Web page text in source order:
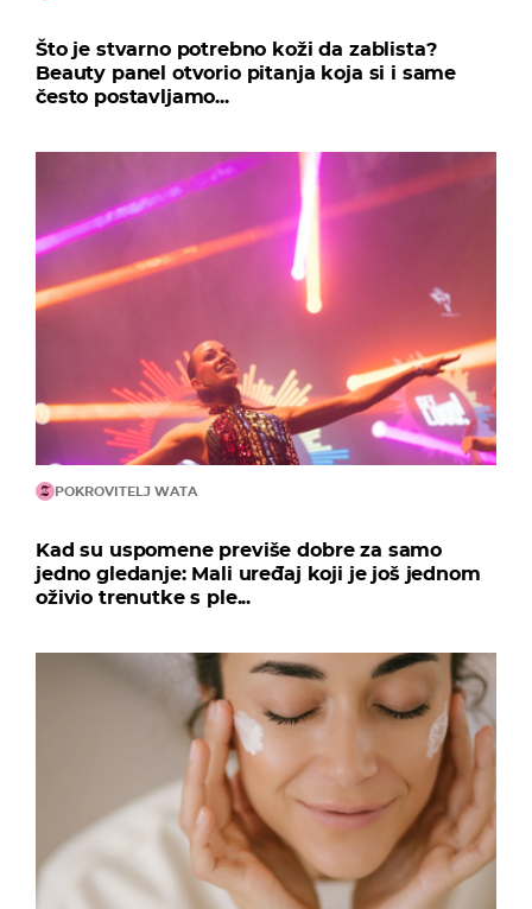
Što je stvarno potrebno koži da zablista?
Beauty panel otvorio pitanja koja si i same
često postavljamo...
POKROVITELJ WATA
Kad su uspomene previše dobre za samo
jedno gledanje: Mali uređaj koji je još jednom
oživio trenutke s ple...